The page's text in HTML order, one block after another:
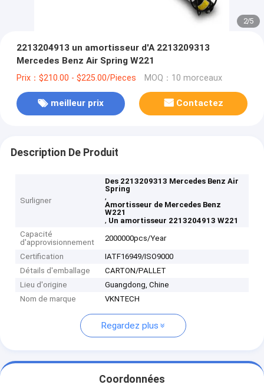
2/5
2213204913 un amortisseur d'A 2213209313
Mercedes Benz Air Spring W221
Prix：$210.00 - $225.00/Pieces MOQ：10 morceaux
meilleur prix Contactez
Description De Produit
Surligner
Des 2213209313 Mercedes Benz Air
Spring
,
Amortisseur de Mercedes Benz
W221
, Un amortisseur 2213204913 W221
Capacité
d'approvisionnement
2000000pcs/Year
Certification
IATF16949/ISO9000
Détails d'emballage
CARTON/PALLET
Lieu d'origine
Guangdong, Chine
Nom de marque
VKNTECH
Regardez plus
Coordonnées